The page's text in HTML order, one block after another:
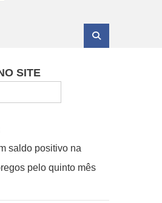
SITE
por:
saldo positivo na
pelo quinto mês